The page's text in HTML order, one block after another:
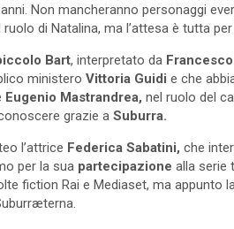
Non mancheranno personaggi
ruolo di Natalina, ma l’attesa è tutta
Bart, interpretato da
ministero Vittoria Guidi e che
Eugenio Mastrandrea, nel ruolo del
grazie a Suburra.
l’attrice Federica Sabatini, che
per la sua partecipazione alla serie
fiction Rai e Mediaset, ma appunto